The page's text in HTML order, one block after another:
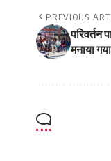
PREVIOUS
परिवर्तन
मनाया गया